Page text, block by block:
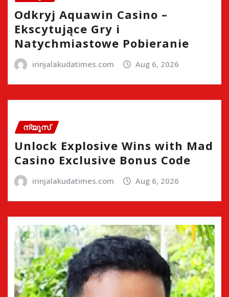
Odkryj Aquawin Casino –
Ekscytujące Gry i
Natychmiastowe Pobieranie
irinjalakudatimes.com Aug 6, 2026
ന്യൂസ്
Unlock Explosive Wins with Mad
Casino Exclusive Bonus Code
irinjalakudatimes.com Aug 6, 2026